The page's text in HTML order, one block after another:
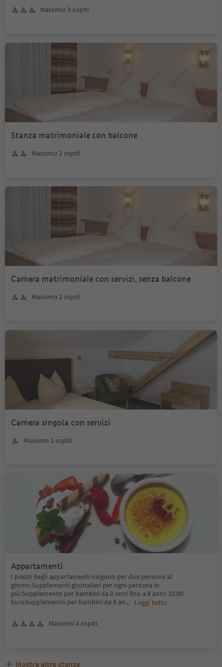
Massimo 3 ospiti
Stanza matrimoniale con balcone
Massimo 2 ospiti
Camera matrimoniale con servizi, senza balcone
Massimo 2 ospiti
Camera singola con servizi
Massimo 1 ospiti
Appartamenti
I prezzi degli appartamenti valgono per due persone al
giorno.Supplementi giornalieri per ogni persona in
più:Supplemento per bambini da 0 anni fino a 8 anni: 10,00
EuroSupplemento per bambini da 9 an... Leggi tutto
Massimo 4 ospiti
Mostra altre stanze